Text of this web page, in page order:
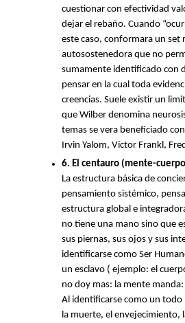
cuestionar con efectividad
dejar el rebaño. Cuando
este caso, conformara un set
autosostenedora que no
sumamente identificado con
pensar en la cual toda
creencias. Suele existir un
que Wilber denomina
temas se vera beneficiado
Irvin Yalom, Victor Frankl,
6. El centauro (mente-
La estructura básica de
pensamiento sistémico,
estructura global e
no tiene una mano sino que
sus piernas, sus ojos y sus
identificarse como Ser
un esclavo ( ejemplo: el
no doy mas: la mente
Al identificarse como un
la muerte, el envejecimiento,